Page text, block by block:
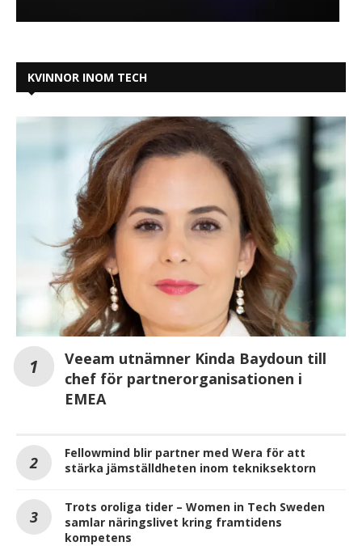
KVINNOR INOM TECH
Veeam utnämner Kinda Baydoun till
chef för partnerorganisationen i
EMEA
Fellowmind blir partner med Wera för att
stärka jämställdheten inom tekniksektorn
Trots oroliga tider – Women in Tech Sweden
samlar näringslivet kring framtidens
kompetens